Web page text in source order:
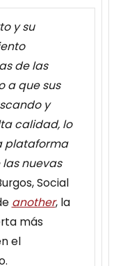
y su
de las
a que sus
y
calidad, lo
plataforma
nuevas
Social
another, la
más
el